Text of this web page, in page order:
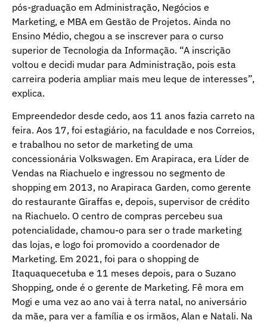
pós-graduação em Administração, Negócios e
Marketing, e MBA em Gestão de Projetos. Ainda no
Ensino Médio, chegou a se inscrever para o curso
superior de Tecnologia da Informação. “A inscrição
voltou e decidi mudar para Administração, pois esta
carreira poderia ampliar mais meu leque de interesses”,
explica.
Empreendedor desde cedo, aos 11 anos fazia carreto na
feira. Aos 17, foi estagiário, na faculdade e nos Correios,
e trabalhou no setor de marketing de uma
concessionária Volkswagen. Em Arapiraca, era Líder de
Vendas na Riachuelo e ingressou no segmento de
shopping em 2013, no Arapiraca Garden, como gerente
do restaurante Giraffas e, depois, supervisor de crédito
na Riachuelo. O centro de compras percebeu sua
potencialidade, chamou-o para ser o trade marketing
das lojas, e logo foi promovido a coordenador de
Marketing. Em 2021, foi para o shopping de
Itaquaquecetuba e 11 meses depois, para o Suzano
Shopping, onde é o gerente de Marketing. Fê mora em
Mogi e uma vez ao ano vai à terra natal, no aniversário
da mãe, para ver a família e os irmãos, Alan e Natali. Na